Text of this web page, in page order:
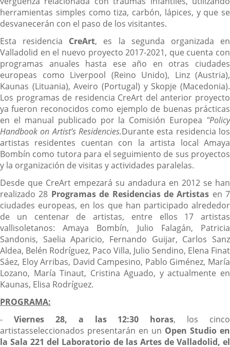
herramientas simples como tiza, carbón, lápices, y que se
desvanecerán con el paso de los visitantes.
Esta residencia CreArt, es la segunda organizada en
Valladolid en el nuevo proyecto 2017-2021, que cuenta con
programas anuales hasta ese año en otras ciudades
europeas como Liverpool (Reino Unido), Linz (Austria),
Kaunas (Lituania), Aveiro (Portugal) y Skopje (Macedonia).
Los programas de residencia CreArt del anterior proyecto
ya fueron reconocidos como ejemplo de buenas prácticas
en el manual publicado por la Comisión Europea "Policy
Handbook on Artist’s Residencies.Durante esta residencia los
artistas residentes cuentan con la artista local Amaya
Bombín como tutora para el seguimiento de sus proyectos
y la organización de visitas y actividades paralelas.
Desde que CreArt empezará su andadura en 2012 se han
realizado 28 Programas de Residencias de Artistas en 7
ciudades europeas, en los que han participado alrededor
de un centenar de artistas, entre ellos 17 artistas
vallisoletanos: Amaya Bombín, Julio Falagán, Patricia
Sandonis, Saelia Aparicio, Fernando Guijar, Carlos Sanz
Aldea, Belén Rodríguez, Paco Villa, Julio Sendino, Elena Finat
Sáez, Eloy Arribas, David Campesino, Pablo Giménez, María
Lozano, María Tinaut, Cristina Aguado, y actualmente en
Kaunas, Elisa Rodríguez.
PROGRAMA:
- Viernes 28, a las 12:30 horas, los cinco
artistasseleccionados presentarán en un Open Studio en
la Sala 221 del Laboratorio de las Artes de Valladolid, el